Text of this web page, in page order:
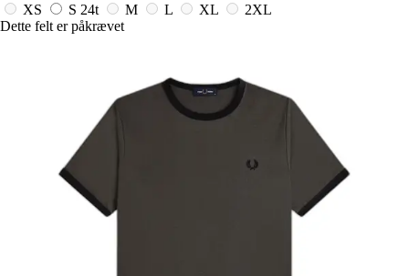
XS
S 24t M L XL
2XL
Dette felt er påkrævet